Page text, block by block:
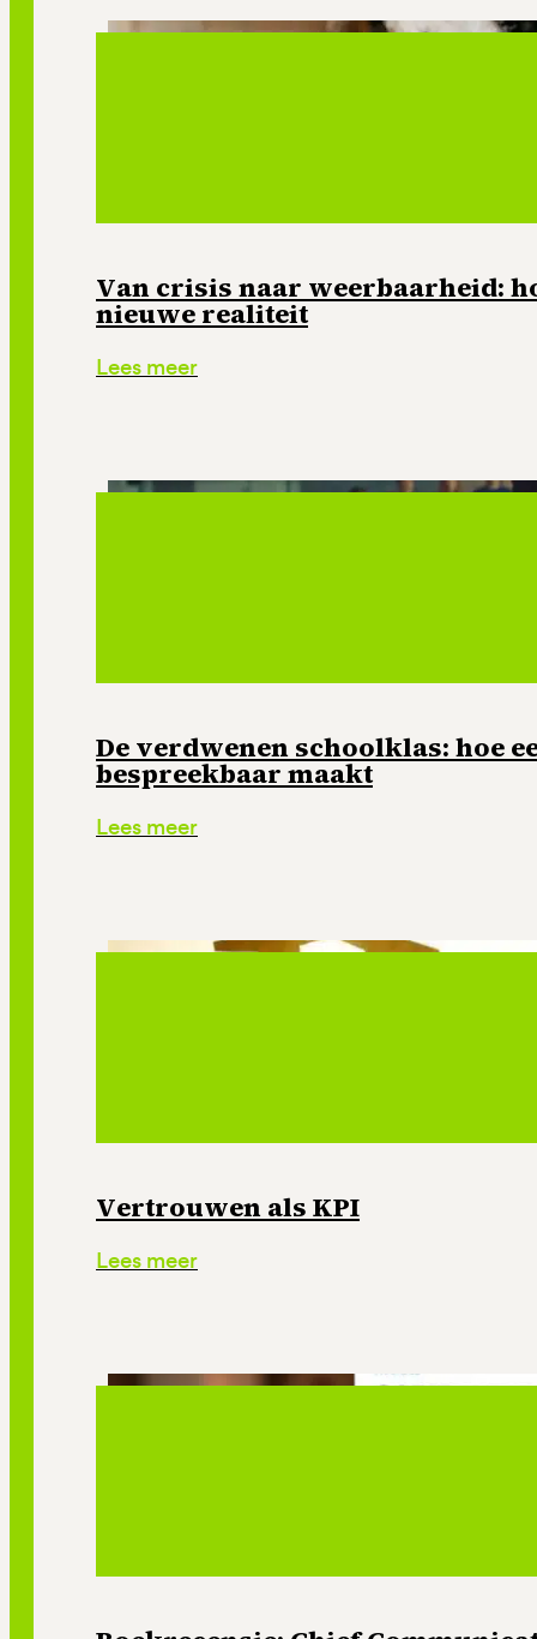
Van crisis naar weerbaarheid:
nieuwe realiteit
Lees meer
De verdwenen schoolklas: hoe
bespreekbaar maakt
Lees meer
Vertrouwen als KPI
Lees meer